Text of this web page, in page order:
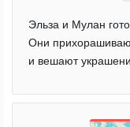
Эльза и Мулан
Они
и вешают